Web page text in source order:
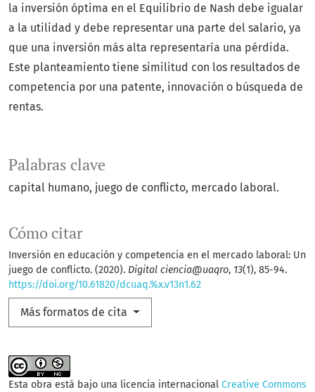
Palabras clave
capital humano, juego de conflicto, mercado laboral.
Cómo citar
Inversión en educación y competencia en el mercado laboral: Un
juego de conflicto. (2020). Digital ciencia@uaqro, 13(1), 85-94.
https://doi.org/10.61820/dcuaq.%x.v13n1.62
Más formatos de cita
la inversión óptima en el Equilibrio de Nash debe igualar
a la utilidad y debe representar una parte del salario, ya
que una inversión más alta representaría una pérdida.
Este planteamiento tiene similitud con los resultados de
competencia por una patente, innovación o búsqueda de
rentas.
Esta obra está bajo una licencia internacional Creative Commons